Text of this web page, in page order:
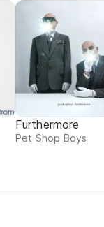
Furthermore
Pet Shop Boys